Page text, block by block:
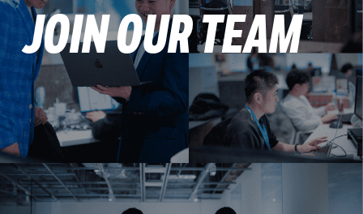
JOIN OUR TEAM